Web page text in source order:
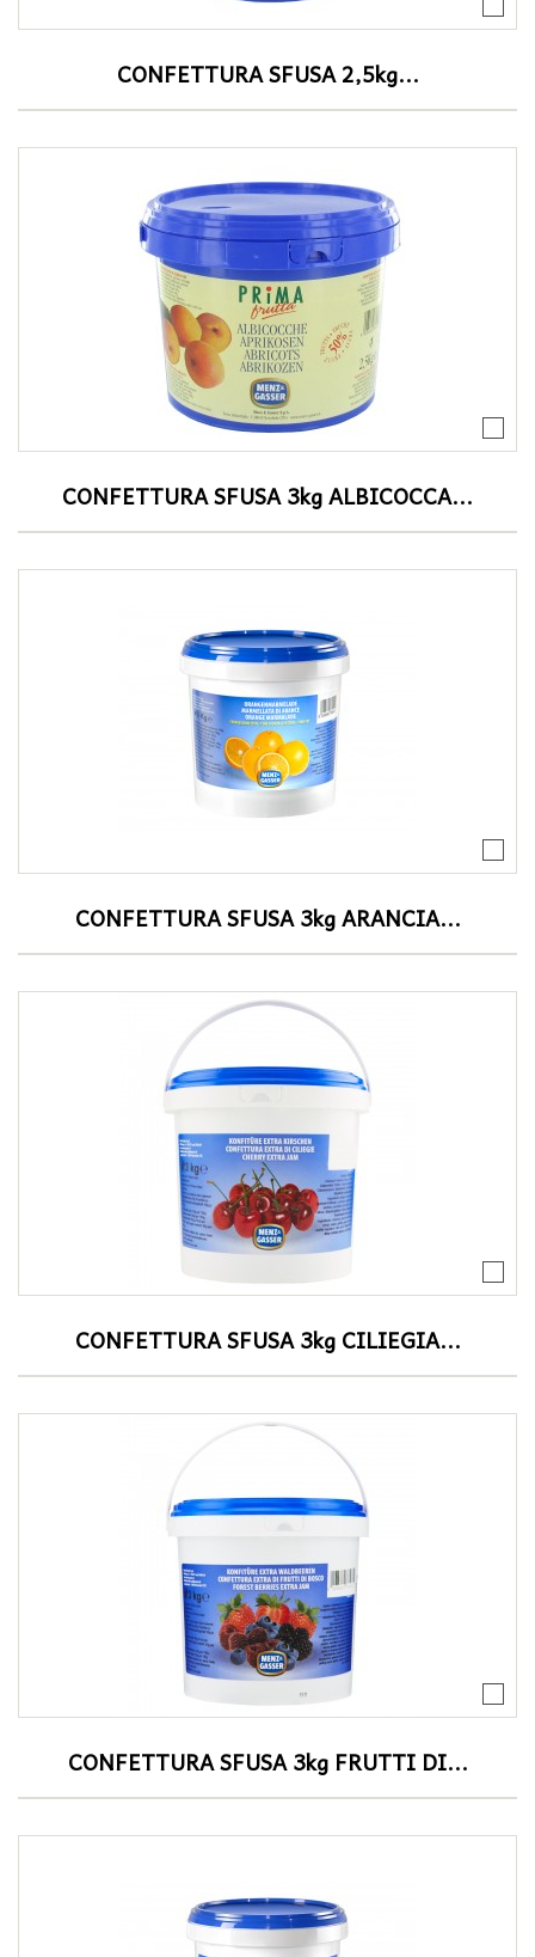
CONFETTURA SFUSA 2,5kg...
CONFETTURA SFUSA 3kg ALBICOCCA...
CONFETTURA SFUSA 3kg ARANCIA...
CONFETTURA SFUSA 3kg CILIEGIA...
CONFETTURA SFUSA 3kg FRUTTI DI...